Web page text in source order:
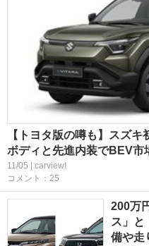
【トヨタ版の噂も】スズ
ボディと先進内装でBEV市
11/05 | carview!
コメント：25
200万
ス」と
備や走